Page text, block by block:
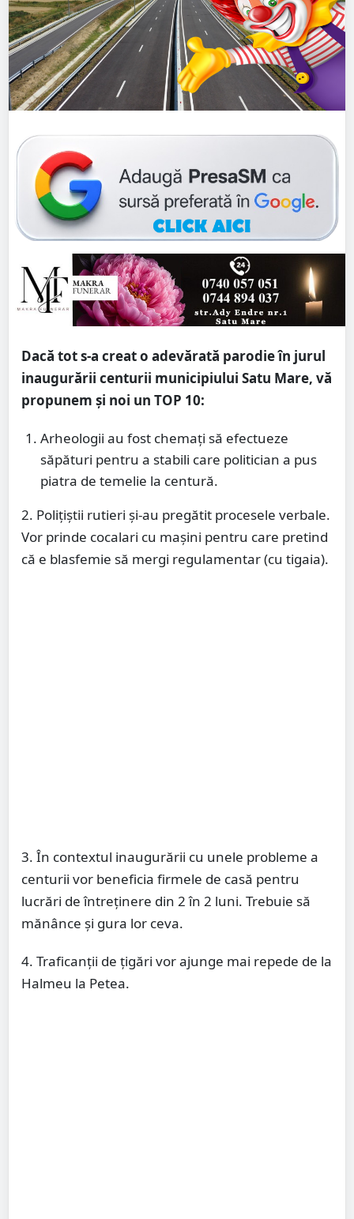
Dacă tot s-a creat o adevărată parodie în jurul
inaugurării centurii municipiului Satu Mare, vă
propunem și noi un TOP 10:
Arheologii au fost chemați să efectueze
săpături pentru a stabili care politician a pus
piatra de temelie la centură.
2. Polițiștii rutieri și-au pregătit procesele verbale.
Vor prinde cocalari cu mașini pentru care pretind
că e blasfemie să mergi regulamentar (cu tigaia).
3. În contextul inaugurării cu unele probleme a
centurii vor beneficia firmele de casă pentru
lucrări de întreținere din 2 în 2 luni. Trebuie să
mănânce și gura lor ceva.
4. Traficanții de țigări vor ajunge mai repede de la
Halmeu la Petea.